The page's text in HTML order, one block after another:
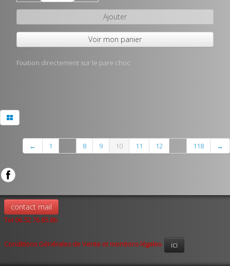
Ajouter
Voir mon panier
Fixation directement sur le pare choc
← 1 8 9 10 11 12 118 →
contact mail
Tel 06.52.76.85.86
Conditions Générales de Vente et mentions légales ici